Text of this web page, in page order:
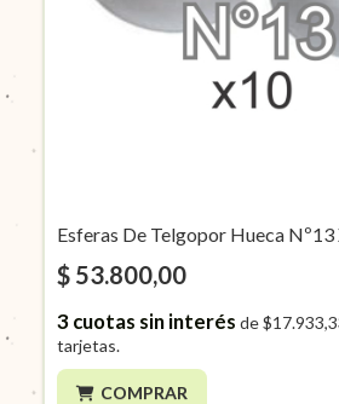
Esferas De Telgopor Hueca Nº13
$ 53.800,00
3cuotas sin interés de
tarjetas.
COMPRAR